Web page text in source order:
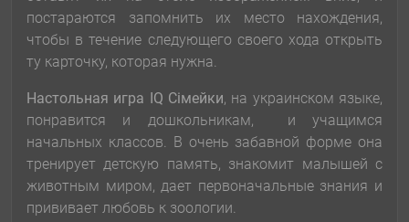
постараются запомнить их место нахождения,
чтобы в течение следующего своего хода открыть
ту карточку, которая нужна.
Настольная игра IQ Сімейки, на украинском языке,
понравится и дошкольникам, и учащимся
начальных классов. В очень забавной форме она
тренирует детскую память, знакомит малышей с
животным миром, дает первоначальные знания и
прививает любовь к зоологии.